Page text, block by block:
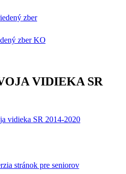
VIDIEKA SR
stránok pre seniorov